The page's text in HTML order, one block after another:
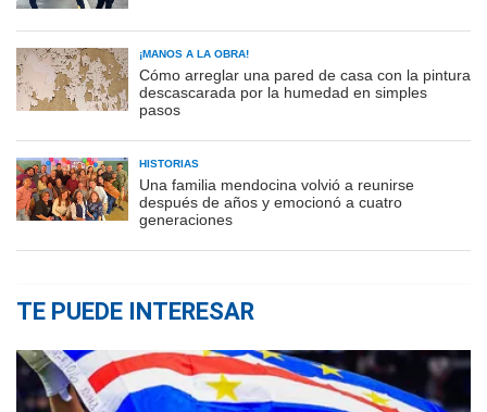
¡MANOS A LA OBRA!
Cómo arreglar una pared de casa con la pintura
descascarada por la humedad en simples
pasos
HISTORIAS
Una familia mendocina volvió a reunirse
después de años y emocionó a cuatro
generaciones
TE PUEDE INTERESAR